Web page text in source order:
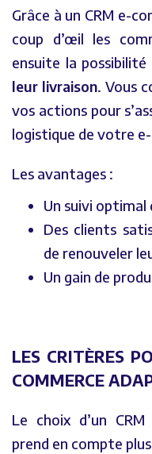
Grâce à un CRM e-
coup d’œil les
ensuite la possibilité
leur livraison. Vous
vos actions pour
logistique de votre
Les avantages :
Un suivi optimal
Des clients
de renouveler
Un gain de
LES CRITÈRES
COMMERCE
Le choix d’un
prend en compte